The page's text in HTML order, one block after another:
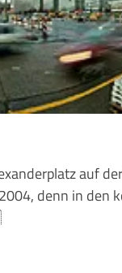
auf
denn in den